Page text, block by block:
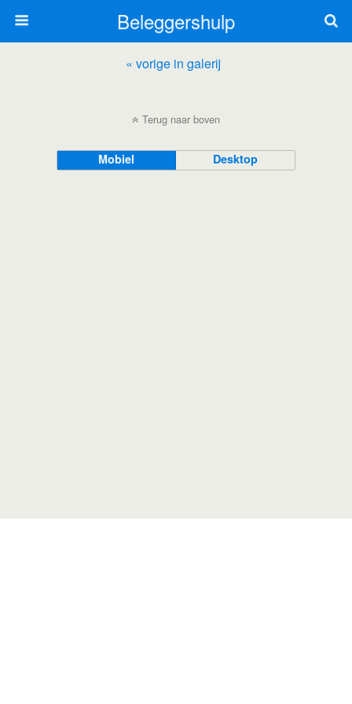
Beleggershulp
« vorige in galerij
Terug naar boven
Mobiel Desktop